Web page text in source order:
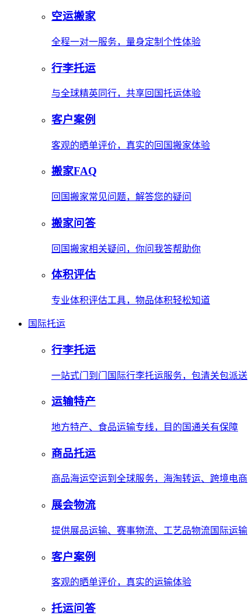
空运搬家
全程一对一服务，量身定制个性体验
行李托运
与全球精英同行，共享回国托运体验
客户案例
客观的晒单评价，真实的回国搬家体验
搬家FAQ
回国搬家常见问题，解答您的疑问
搬家问答
回国搬家相关疑问，你问我答帮助你
体积评估
专业体积评估工具，物品体积轻松知道
国际托运
行李托运
一站式门到门国际行李托运服务，包清关包派送
运输特产
地方特产、食品运输专线，目的国通关有保障
商品托运
商品海运空运到全球服务，海淘转运、跨境电商
展会物流
提供展品运输、赛事物流、工艺品物流国际运输
客户案例
客观的晒单评价，真实的运输体验
托运问答